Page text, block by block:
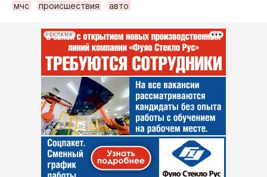
мчс
происшествия авто
РЕКЛАМА